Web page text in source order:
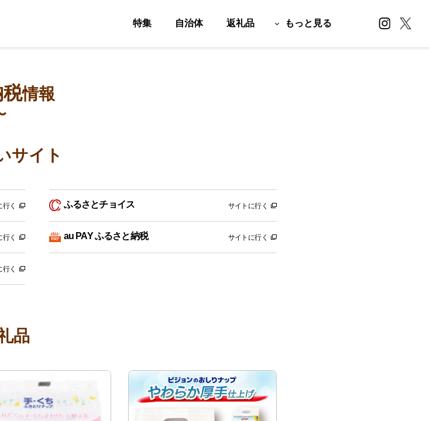
特集 自治体 返礼品 もっと見る
情報
サイト
行く ふるさとチョイス サイトに行く
行く au PAY ふるさと納税 サイトに行く
行く
品